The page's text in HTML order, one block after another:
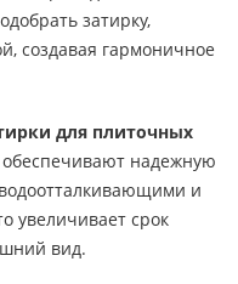
затирку,
создавая гармоничное
для плиточных
обеспечивают надежную
и
увеличивает срок
вид.